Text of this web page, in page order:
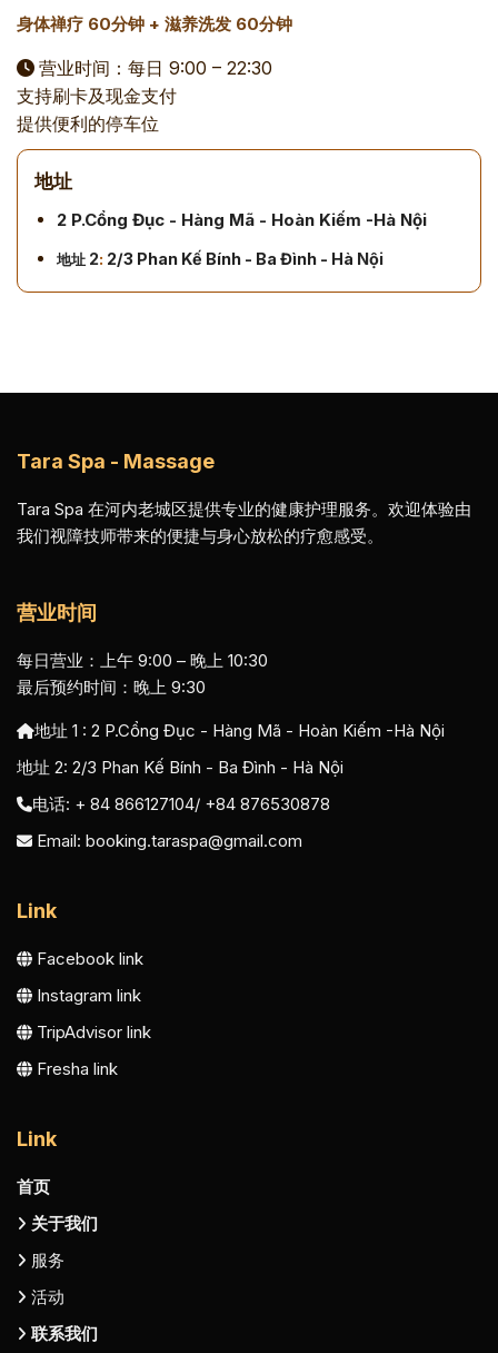
身体禅疗 60分钟 + 滋养洗发 60分钟
营业时间：每日 9:00 – 22:30
支持刷卡及现金支付
提供便利的停车位
地址
2 P.Cổng Đục - Hàng Mã - Hoàn Kiếm -Hà Nội
地址 2: 2/3 Phan Kế Bính - Ba Đình - Hà Nội
Tara Spa - Massage
Tara Spa 在河内老城区提供专业的健康护理服务。欢迎体验由
我们视障技师带来的便捷与身心放松的疗愈感受。
营业时间
每日营业：上午 9:00 – 晚上 10:30
最后预约时间：晚上 9:30
地址 1 : 2 P.Cổng Đục - Hàng Mã - Hoàn Kiếm -Hà Nội
地址 2: 2/3 Phan Kế Bính - Ba Đình - Hà Nội
电话: + 84 866127104/ +84 876530878
Email: booking.taraspa@gmail.com
Link
Facebook link
Instagram link
TripAdvisor link
Fresha link
Link
首页
关于我们
服务
活动
联系我们